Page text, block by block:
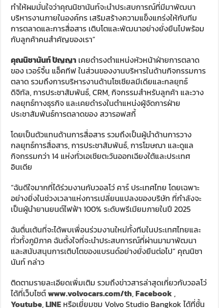
ทำให้ผมมั่นใจว่าคุณนิชานันท์จะนำประสบการณ์ที่มีมาพัฒนา
บริหารงานภายในองค์กร เสริมสร้างความแข็งแกร่งให้กับทีม
การตลาดและการสื่อสาร เติบโตและพัฒนาอย่างยั่งยืนไปพร้อม
กับลูกค้าคนสำคัญของเรา”
คุณนิชานันท์ ปัญญา เคยดำรงตำแหน่งหัวหน้าฝ่ายการตลาด
ของ เวอร์จิ้น แอ็คทีฟ ในส่วนของงานบริหารในด้านกิจกรรมการ
ตลาด รวมถึงการบริหารงานด้านโซเชียลมีเดียและกลยุทธ์
ดิจิทัล, การประชาสัมพันธ์, CRM, กิจกรรมสำหรับลูกค้า และวาง
กลยุทธ์ทางธุรกิจ และเคยดำรงในตำแหน่งผู้จัดการฝ่าย
ประชาสัมพันธ์การตลาดของ สวารอฟสกี้
โดยเป็นตัวแทนด้านการสื่อสาร รวมถึงเป็นผู้นำด้านการวาง
กลยุทธ์การสื่อสาร, การประชาสัมพันธ์, การโฆษณา และดูแล
กิจกรรมกว่า 14 แห่งทั่วเอเชียตะวันออกเฉียงใต้และประเทศ
อินเดีย
“ฉันดีใจมากที่ได้ร่วมงานกับวอลโว่ คาร์ ประเทศไทย โดยเฉพาะ
อย่างยิ่งในช่วงเวลาแห่งการเปลี่ยนแปลงของบริษัท ที่กำลังจะ
เป็นผู้นำยานยนต์ไฟฟ้า 100% ระดับพรีเมียมภายในปี 2025
ฉันตื่นเต้นที่จะได้พบเพื่อนร่วมงานใหม่ทั้งทีมในประเทศไทยและ
ทั่วทั้งภูมิภาค ฉันตั้งใจที่จะนำประสบการณ์ที่ผ่านมามาพัฒนา
และสนับสนุนการเติบโตของแบรนด์อย่างยั่งยืนต่อไป” คุณนิชา
นันท์ กล่าว
ติดตามรายละเอียดเพิ่มเติม รวมถึงข่าวสารล่าสุดเกี่ยวกับวอลโว่
ได้ที่เว็บไซต์www.volvocars.com/th,Facebook ,
Youtube,LINE หรือเยี่ยมชม Volvo Studio Bangkok ได้ที่ชั้น